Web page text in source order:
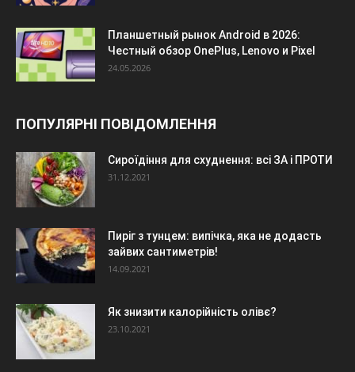
Планшетный рынок Android в 2026:
Честный обзор OnePlus, Lenovo и Pixel
24.05.2026
ПОПУЛЯРНІ ПОВІДОМЛЕННЯ
Сироїдіння для схуднення: всі ЗА і ПРОТИ
31.12.2021
Пиріг з тунцем: випічка, яка не додасть
зайвих сантиметрів!
14.09.2021
Як знизити калорійність олівє?
23.10.2021